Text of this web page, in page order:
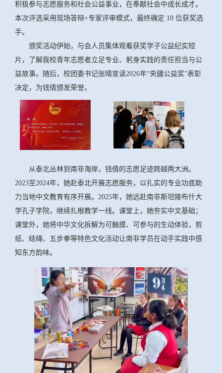
积极参与志愿服务和社会公益事业，在奉献社会中成长成才。
本次评选采用现场答辩+专家评审模式，最终确定 10 位获奖选
手。
颁奖活动伊始，与会人员集体观看获奖学子公益纪实短
片，了解我校青年志愿者立足专业、躬身实践的责任担当与公
益故事。随后，校团委书记张晴宣读2026年“央疆公益奖”表彰
决定，为钱倩颁发荣誉。
从泰北丛林到南非海岸，钱倩的志愿足迹跨越两大洲。
2023至2024年，她赴泰北开展志愿服务，以扎实的专业功底助
力当地中文教育有序开展。2025年，她远赴南非斯坦陵布什大
学孔子学院，继续扎根教学一线。课堂上，她夯实中文基础；
课堂外，她将中华文化拆解为可触摸、可参与的生动体验，剪
纸、结绳、五步拳等特色文化活动让南非学员在动手实践中感
知东方韵味。